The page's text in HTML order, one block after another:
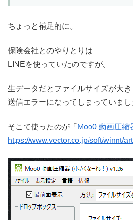
ちょっと補足的に。
保険会社とのやりとりは
LINEを使っていたのですが、
生データだとファイルサイズが大き
送信エラーになってしまっていまし
そこで使ったのが「 Moo0 動画圧縮
https://www.vector.co.jp/soft/winnt/